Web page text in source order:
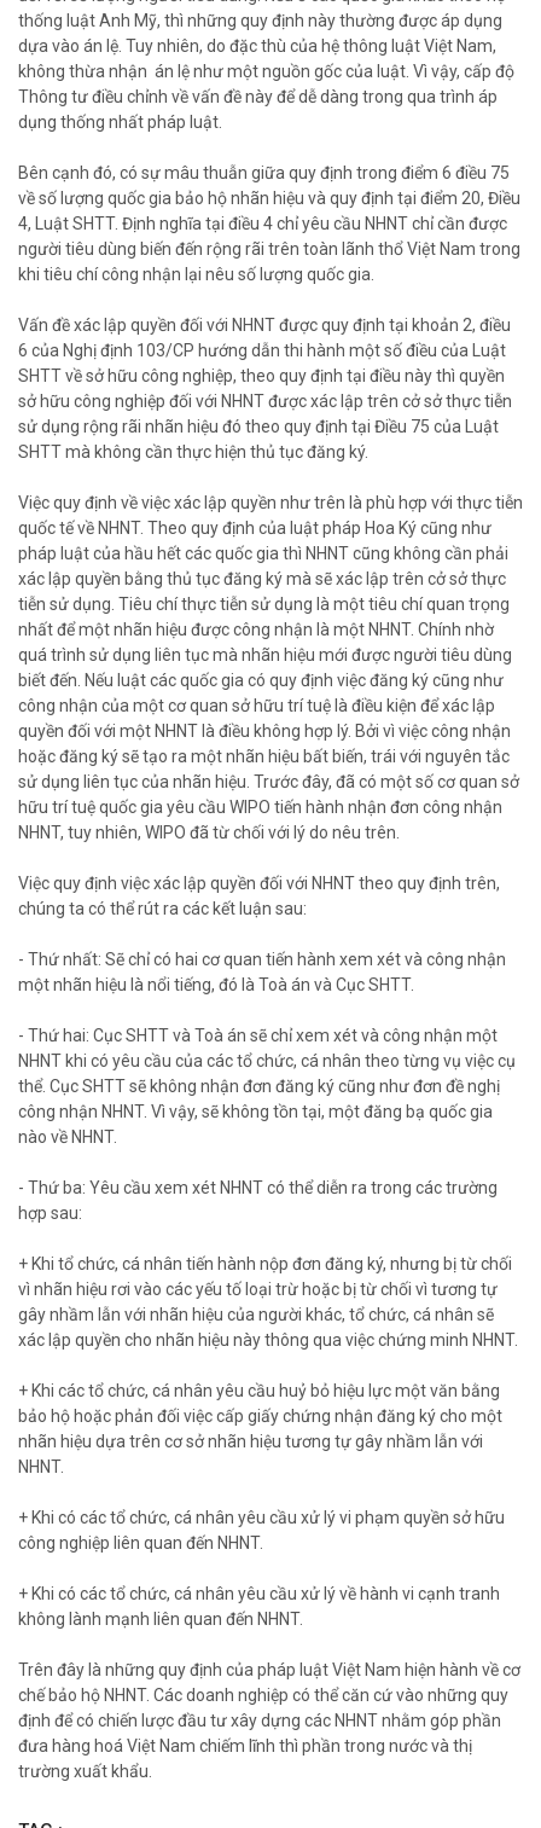
thống luật Anh Mỹ, thì những quy định này thường được áp dụng
dựa vào án lệ. Tuy nhiên, do đặc thù của hệ thông luật Việt Nam,
không thừa nhận án lệ như một nguồn gốc của luật. Vì vậy, cấp độ
Thông tư điều chỉnh về vấn đề này để dễ dàng trong qua trình áp
dụng thống nhất pháp luật.
Bên cạnh đó, có sự mâu thuẫn giữa quy định trong điểm 6 điều 75
về số lượng quốc gia bảo hộ nhãn hiệu và quy định tại điểm 20, Điều
4, Luật SHTT. Định nghĩa tại điều 4 chỉ yêu cầu NHNT chỉ cần được
người tiêu dùng biến đến rộng rãi trên toàn lãnh thổ Việt Nam trong
khi tiêu chí công nhận lại nêu số lượng quốc gia.
Vấn đề xác lập quyền đối với NHNT được quy định tại khoản 2, điều
6 của Nghị định 103/CP hướng dẫn thi hành một số điều của Luật
SHTT về sở hữu công nghiệp, theo quy định tại điều này thì quyền
sở hữu công nghiệp đối với NHNT được xác lập trên cở sở thực tiễn
sử dụng rộng rãi nhãn hiệu đó theo quy định tại Điều 75 của Luật
SHTT mà không cần thực hiện thủ tục đăng ký.
Việc quy định về việc xác lập quyền như trên là phù hợp với thực tiễn
quốc tế về NHNT. Theo quy định của luật pháp Hoa Ký cũng như
pháp luật của hầu hết các quốc gia thì NHNT cũng không cần phải
xác lập quyền bằng thủ tục đăng ký mà sẽ xác lập trên cở sở thực
tiễn sử dụng. Tiêu chí thực tiễn sử dụng là một tiêu chí quan trọng
nhất để một nhãn hiệu được công nhận là một NHNT. Chính nhờ
quá trình sử dụng liên tục mà nhãn hiệu mới được người tiêu dùng
biết đến. Nếu luật các quốc gia có quy định việc đăng ký cũng như
công nhận của một cơ quan sở hữu trí tuệ là điều kiện để xác lập
quyền đối với một NHNT là điều không hợp lý. Bởi vì việc công nhận
hoặc đăng ký sẽ tạo ra một nhãn hiệu bất biến, trái với nguyên tắc
sử dụng liên tục của nhãn hiệu. Trước đây, đã có một số cơ quan sở
hữu trí tuệ quốc gia yêu cầu WIPO tiến hành nhận đơn công nhận
NHNT, tuy nhiên, WIPO đã từ chối với lý do nêu trên.
Việc quy định việc xác lập quyền đối với NHNT theo quy định trên,
chúng ta có thể rút ra các kết luận sau:
- Thứ nhất: Sẽ chỉ có hai cơ quan tiến hành xem xét và công nhận
một nhãn hiệu là nổi tiếng, đó là Toà án và Cục SHTT.
- Thứ hai: Cục SHTT và Toà án sẽ chỉ xem xét và công nhận một
NHNT khi có yêu cầu của các tổ chức, cá nhân theo từng vụ việc cụ
thể. Cục SHTT sẽ không nhận đơn đăng ký cũng như đơn đề nghị
công nhận NHNT. Vì vậy, sẽ không tồn tại, một đăng bạ quốc gia
nào về NHNT.
- Thứ ba: Yêu cầu xem xét NHNT có thể diễn ra trong các trường
hợp sau:
+ Khi tổ chức, cá nhân tiến hành nộp đơn đăng ký, nhưng bị từ chối
vì nhãn hiệu rơi vào các yếu tố loại trừ hoặc bị từ chối vì tương tự
gây nhầm lẫn với nhãn hiệu của người khác, tổ chức, cá nhân sẽ
xác lập quyền cho nhãn hiệu này thông qua việc chứng minh NHNT.
+ Khi các tổ chức, cá nhân yêu cầu huỷ bỏ hiệu lực một văn bằng
bảo hộ hoặc phản đối việc cấp giấy chứng nhận đăng ký cho một
nhãn hiệu dựa trên cơ sở nhãn hiệu tương tự gây nhầm lẫn với
NHNT.
+ Khi có các tổ chức, cá nhân yêu cầu xử lý vi phạm quyền sở hữu
công nghiệp liên quan đến NHNT.
+ Khi có các tổ chức, cá nhân yêu cầu xử lý về hành vi cạnh tranh
không lành mạnh liên quan đến NHNT.
Trên đây là những quy định của pháp luật Việt Nam hiện hành về cơ
chế bảo hộ NHNT. Các doanh nghiệp có thể căn cứ vào những quy
định để có chiến lược đầu tư xây dựng các NHNT nhằm góp phần
đưa hàng hoá Việt Nam chiếm lĩnh thì phần trong nước và thị
trường xuất khẩu.